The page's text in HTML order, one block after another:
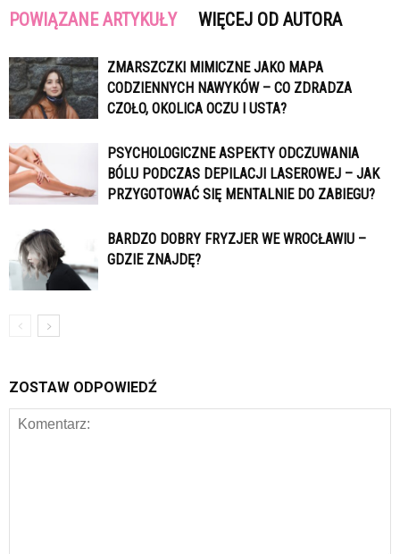
POWIĄZANE ARTYKUŁY WIĘCEJ OD AUTORA
ZMARSZCZKI MIMICZNE JAKO MAPA
CODZIENNYCH NAWYKÓW – CO ZDRADZA
CZOŁO, OKOLICA OCZU I USTA?
PSYCHOLOGICZNE ASPEKTY ODCZUWANIA
BÓLU PODCZAS DEPILACJI LASEROWEJ – JAK
PRZYGOTOWAĆ SIĘ MENTALNIE DO ZABIEGU?
BARDZO DOBRY FRYZJER WE WROCŁAWIU –
GDZIE ZNAJDĘ?
ZOSTAW ODPOWIEDŹ